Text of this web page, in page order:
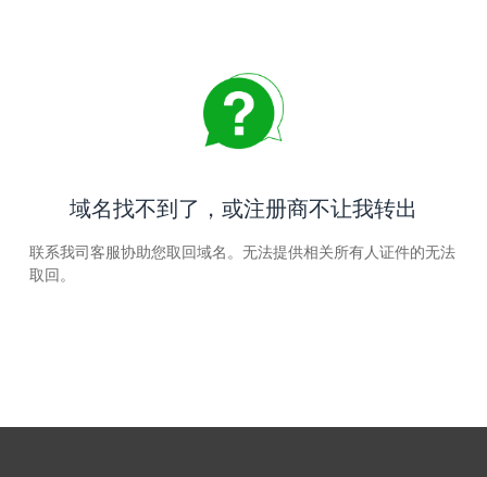
域名找不到了，或注册商不让我转出
联系我司客服协助您取回域名。无法提供相关所有人证件的无法
取回。